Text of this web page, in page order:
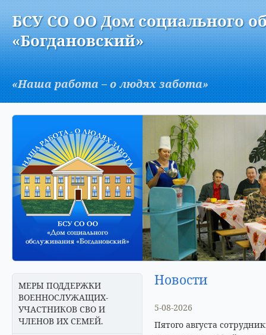
AБСУ СО ОО Дом социального
«Богдановский»
«Наша работа – о людях забота»
МЕРЫ ПОДДЕРЖКИ
ВОЕННОСЛУЖАЩИХ-
УЧАСТНИКОВ СВО И
ЧЛЕНОВ ИХ СЕМЕЙ.
Новости
5-08-2026
Пятого августа